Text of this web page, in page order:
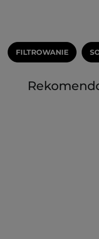
FILTROWANIE